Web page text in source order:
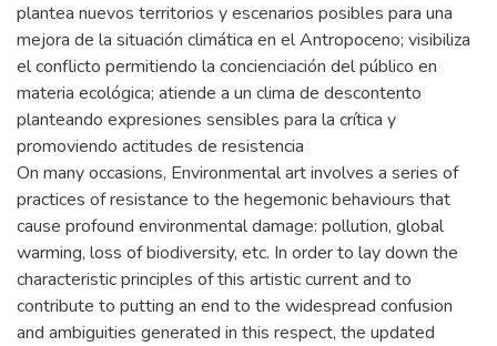
plantea nuevos territorios y escenarios posibles para una
mejora de la situación climática en el Antropoceno; visibiliza
el conflicto permitiendo la concienciación del público en
materia ecológica; atiende a un clima de descontento
planteando expresiones sensibles para la crítica y
promoviendo actitudes de resistencia
On many occasions, Environmental art involves a series of
practices of resistance to the hegemonic behaviours that
cause profound environmental damage: pollution, global
warming, loss of biodiversity, etc. In order to lay down the
characteristic principles of this artistic current and to
contribute to putting an end to the widespread confusion
and ambiguities generated in this respect, the updated